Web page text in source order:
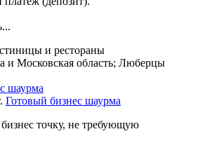
и рестораны
и Московская область; Люберцы
Готовый бизнес шаурма
точку, не требующую